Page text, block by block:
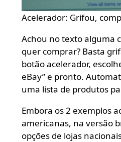
Acelerador: Grifou,
Achou no texto alguma
quer comprar? Basta
botão acelerador,
eBay” e pronto.
uma lista de produtos
Embora os 2 exemplos
americanas, na versão
opções de lojas